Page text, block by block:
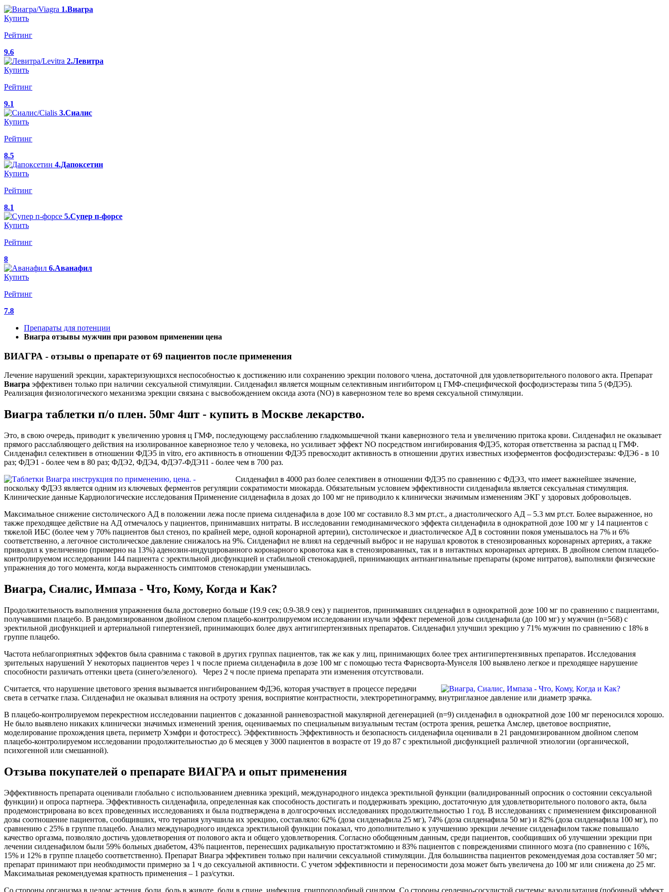
1.Виагра
Купить
Рейтинг
9.6
2.Левитра
Купить
Рейтинг
9.1
3.Сиалис
Купить
Рейтинг
8.5
4.Дапоксетин
Купить
Рейтинг
8.1
5.Супер п-форсе
Купить
Рейтинг
8
6.Аванафил
Купить
Рейтинг
7.8
Препараты для потенции
Виагра отзывы мужчин при разовом применении цена
ВИАГРА - отзывы о препарате от 69 пациентов после применения
Лечение нарушений эрекции, характеризующихся неспособностью к достижению или сохранению эрекции полового члена, достаточной для удовлетворительного полового акта. Препарат
Виагра эффективен только при наличии сексуальной стимуляции. Силденафил является мощным селективным ингибитором ц ГМФ-специфической фосфодиэстеразы типа 5 (ФДЭ5).
Реализация физиологического механизма эрекции связана с высвобождением оксида азота (NO) в кавернозном теле во время сексуальной стимуляции.
Виагра таблетки п/о плен. 50мг 4шт - купить в Москве лекарство.
Это, в свою очередь, приводит к увеличению уровня ц ГМФ, последующему расслаблению гладкомышечной ткани кавернозного тела и увеличению притока крови. Силденафил не оказывает
прямого расслабляющего действия на изолированное кавернозное тело у человека, но усиливает эффект NO посредством ингибирования ФДЭ5, которая ответственна за распад ц ГМФ.
Силденафил селективен в отношении ФДЭ5 in vitro, его активность в отношении ФДЭ5 превосходит активность в отношении других известных изоферментов фосфодиэстеразы: ФДЭ6 - в 10
раз; ФДЭ1 - более чем в 80 раз; ФДЭ2, ФДЭ4, ФДЭ7-ФДЭ11 - более чем в 700 раз.
Силденафил в 4000 раз более селективен в отношении ФДЭ5 по сравнению с ФДЭ3, что имеет важнейшее значение,
поскольку ФДЭ3 является одним из ключевых ферментов регуляции сократимости миокарда. Обязательным условием эффективности силденафила является сексуальная стимуляция.
Клинические данные Кардиологические исследования Применение силденафила в дозах до 100 мг не приводило к клинически значимым изменениям ЭКГ у здоровых добровольцев.
Максимальное снижение систолического АД в положении лежа после приема силденафила в дозе 100 мг составило 8.3 мм рт.ст., а диастолического АД – 5.3 мм рт.ст. Более выраженное, но
также преходящее действие на АД отмечалось у пациентов, принимавших нитраты. В исследовании гемодинамического эффекта силденафила в однократной дозе 100 мг у 14 пациентов с
тяжелой ИБС (более чем у 70% пациентов был стеноз, по крайней мере, одной коронарной артерии), систолическое и диастолическое АД в состоянии покоя уменьшалось на 7% и 6%
соответственно, а легочное систолическое давление снижалось на 9%. Силденафил не влиял на сердечный выброс и не нарушал кровоток в стенозированных коронарных артериях, а также
приводил к увеличению (примерно на 13%) аденозин-индуцированного коронарного кровотока как в стенозированных, так и в интактных коронарных артериях. В двойном слепом плацебо-
контролируемом исследовании 144 пациента с эректильной дисфункцией и стабильной стенокардией, принимающих антиангинальные препараты (кроме нитратов), выполняли физические
упражнения до того момента, когда выраженность симптомов стенокардии уменьшилась.
Виагра, Сиалис, Импаза - Что, Кому, Когда и Как?
Продолжительность выполнения упражнения была достоверно больше (19.9 сек; 0.9-38.9 сек) у пациентов, принимавших силденафил в однократной дозе 100 мг по сравнению с пациентами,
получавшими плацебо. В рандомизированном двойном слепом плацебо-контролируемом исследовании изучали эффект переменой дозы силденафила (до 100 мг) у мужчин (n=568) с
эректильной дисфункцией и артериальной гипертензией, принимающих более двух антигипертензивных препаратов. Силденафил улучшил эрекцию у 71% мужчин по сравнению с 18% в
группе плацебо.
Частота неблагоприятных эффектов была сравнима с таковой в других группах пациентов, так же как у лиц, принимающих более трех антигипертензивных препаратов. Исследования
зрительных нарушений У некоторых пациентов через 1 ч после приема силденафила в дозе 100 мг с помощью теста Фарнсворта-Мунселя 100 выявлено легкое и преходящее нарушение
способности различать оттенки цвета (синего/зеленого). Через 2 ч после приема препарата эти изменения отсутствовали.
Считается, что нарушение цветового зрения вызывается ингибированием ФДЭ6, которая участвует в процессе передачи
света в сетчатке глаза. Силденафил не оказывал влияния на остроту зрения, восприятие контрастности, электроретинограмму, внутриглазное давление или диаметр зрачка.
В плацебо-контролируемом перекрестном исследовании пациентов с доказанной ранневозрастной макулярной дегенерацией (n=9) силденафил в однократной дозе 100 мг переносился хорошо.
Не было выявлено никаких клинически значимых изменений зрения, оцениваемых по специальным визуальным тестам (острота зрения, решетка Амслер, цветовое восприятие,
моделирование прохождения цвета, периметр Хэмфри и фотостресс). Эффективность Эффективность и безопасность силденафила оценивали в 21 рандомизированном двойном слепом
плацебо-контролируемом исследовании продолжительностью до 6 месяцев у 3000 пациентов в возрасте от 19 до 87 с эректильной дисфункцией различной этиологии (органической,
психогенной или смешанной).
Отзыва покупателей о препарате ВИАГРА и опыт применения
Эффективность препарата оценивали глобально с использованием дневника эрекций, международного индекса эректильной функции (валидированный опросник о состоянии сексуальной
функции) и опроса партнера. Эффективность силденафила, определенная как способность достигать и поддерживать эрекцию, достаточную для удовлетворительного полового акта, была
продемонстрирована во всех проведенных исследованиях и была подтверждена в долгосрочных исследованиях продолжительностью 1 год. В исследованиях с применением фиксированной
дозы соотношение пациентов, сообщивших, что терапия улучшила их эрекцию, составляло: 62% (доза силденафила 25 мг), 74% (доза силденафила 50 мг) и 82% (доза силденафила 100 мг), по
сравнению с 25% в группе плацебо. Анализ международного индекса эректильной функции показал, что дополнительно к улучшению эрекции лечение силденафилом также повышало
качество оргазма, позволяло достичь удовлетворения от полового акта и общего удовлетворения. Согласно обобщенным данным, среди пациентов, сообщивших об улучшении эрекции при
лечении силденафилом были 59% больных диабетом, 43% пациентов, перенесших радикальную простатэктомию и 83% пациентов с повреждениями спинного мозга (по сравнению с 16%,
15% и 12% в группе плацебо соответственно). Препарат Виагра эффективен только при наличии сексуальной стимуляции. Для большинства пациентов рекомендуемая доза составляет 50 мг;
препарат принимают при необходимости примерно за 1 ч до сексуальной активности. С учетом эффективности и переносимости доза может быть увеличена до 100 мг или снижена до 25 мг.
Максимальная рекомендуемая кратность применения – 1 раз/сутки.
Со стороны организма в целом: астения, боли, боль в животе, боли в спине, инфекция, гриппоподобный синдром. Со стороны сердечно-сосудистой системы: вазодилатация (побочный эффект,